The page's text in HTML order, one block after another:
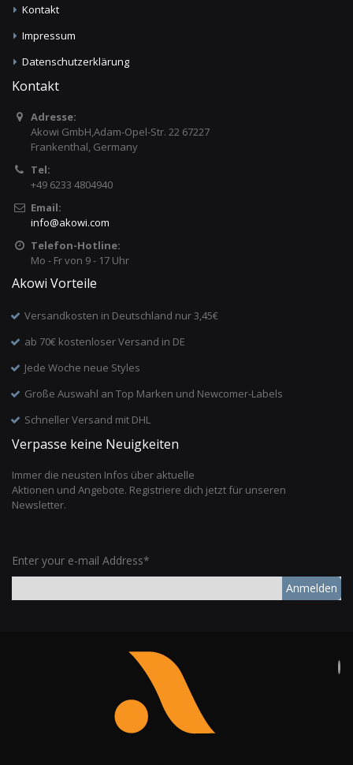
Kontakt
Impressum
Datenschutzerklärung
Kontakt
Adresse:
Akowi GmbH,Adam-Opel-Str. 22 67227
Frankenthal, Germany
Tel:
+49 6233 4804940
Email:
info@akowi.com
Telefon-Hotline:
Mo - Fr von 9 - 17 Uhr
Akowi Vorteile
Versandkosten in Deutschland nur 3,45€
ab 70€ kostenloser Versand in DE
Jede Woche neue Styles
Große Auswahl an Top Marken und Newcomer-Labels
Schneller Versand mit DHL
Verpasse keine Neuigkeiten
Immer die neusten Infos über aktuelle
Aktionen und Angebote. Registriere dich jetzt für unseren
Newsletter.
Enter your e-mail Address*
Anmelden